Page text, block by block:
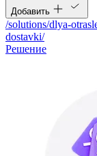
Добавить
/solutions/dlya-
dostavki/
Решение